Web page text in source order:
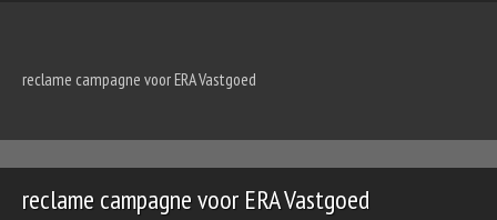
reclame campagne voor ERA Vastgoed
reclame campagne voor ERA Vastgoed